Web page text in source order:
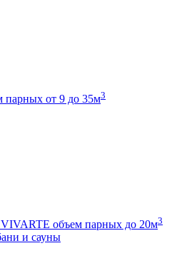
парных от 9 до 35м3
VIVARTE объем парных до 20м3
и сауны